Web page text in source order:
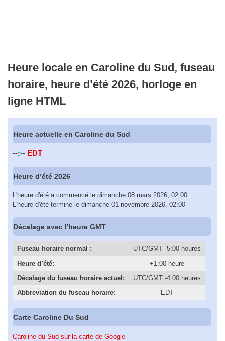
Heure locale en Caroline du Sud, fuseau
horaire, heure d’été 2026, horloge en
ligne HTML
Heure actuelle en Caroline du Sud
--:-- EDT
Heure d’été 2026
L'heure d'été a commencé le dimanche 08 mars 2026, 02:00
L'heure d'été termine le dimanche 01 novembre 2026, 02:00
Décalage avec l'heure GMT
Fuseau horaire normal :
UTC/GMT -5:00 heures
Heure d’été:
+1:00 heure
Décalage du fuseau horaire actuel:
UTC/GMT -4:00 heures
Abbreviation du fuseau horaire:
EDT
Carte Caroline Du Sud
Caroline du Sud sur la carte de Google